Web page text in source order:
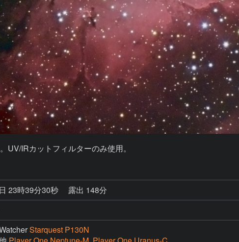
UV/IRカットフィルターのみ使用。
23時39分30秒
露出 148分
Starquest P130N